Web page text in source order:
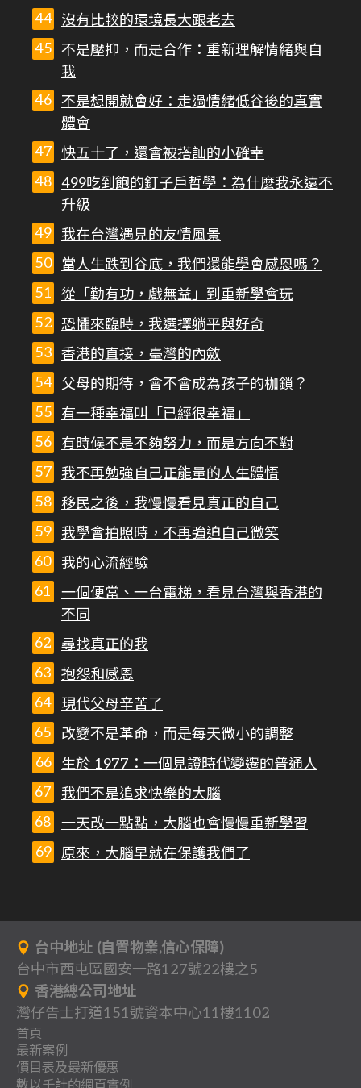
沒有比較的環境長大跟老去
不是壓抑，而是合作：重新理解情緒與自
我
不是想開就會好：走過情緒低谷後的真實
體會
快五十了，還會被搭訕的小確幸
499吃到飽的釘子戶哲學：為什麼我永遠不
升級
我在台灣遇見的友情風景
當人生跌到谷底，我們還能學會感恩嗎？
從「勤有功，戲無益」到重新學會玩
恐懼來臨時，我選擇躺平與好奇
香港的直接，臺灣的內斂
父母的期待，會不會成為孩子的枷鎖？
有一種幸福叫「已經很幸福」
有時候不是不夠努力，而是方向不對
我不再勉強自己正能量的人生體悟
移民之後，我慢慢看見真正的自己
我學會拍照時，不再強迫自己微笑
我的心流經驗
一個便當、一台電梯，看見台灣與香港的
不同
尋找真正的我
抱怨和感恩
現代父母辛苦了
改變不是革命，而是每天微小的調整
生於 1977：一個見證時代變遷的普通人
我們不是追求快樂的大腦
一天改一點點，大腦也會慢慢重新學習
原來，大腦早就在保護我們了
台中地址 (自置物業,信心保障)
台中市西屯區國安一路127號22樓之5
香港總公司地址
灣仔告士打道151號資本中心11樓1102
首頁
背
景
分
最新案例
一
價目表及最新優惠